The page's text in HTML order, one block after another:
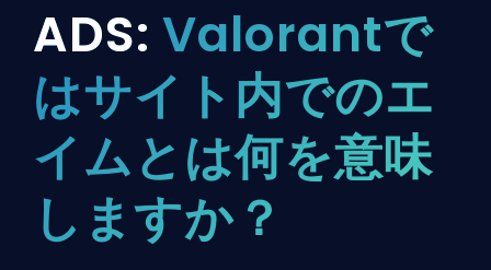
ADS: Valorantで
はサイト内でのエ
イムとは何を意味
しますか？